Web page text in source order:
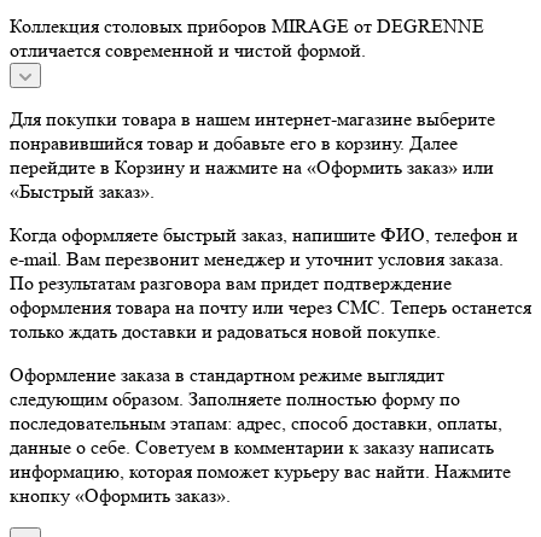
Коллекция столовых приборов MIRAGE от DEGRENNE
отличается современной и чистой формой.
Для покупки товара в нашем интернет-магазине выберите
понравившийся товар и добавьте его в корзину. Далее
перейдите в Корзину и нажмите на «Оформить заказ» или
«Быстрый заказ».
Когда оформляете быстрый заказ, напишите ФИО, телефон и
e-mail. Вам перезвонит менеджер и уточнит условия заказа.
По результатам разговора вам придет подтверждение
оформления товара на почту или через СМС. Теперь останется
только ждать доставки и радоваться новой покупке.
Оформление заказа в стандартном режиме выглядит
следующим образом. Заполняете полностью форму по
последовательным этапам: адрес, способ доставки, оплаты,
данные о себе. Советуем в комментарии к заказу написать
информацию, которая поможет курьеру вас найти. Нажмите
кнопку «Оформить заказ».